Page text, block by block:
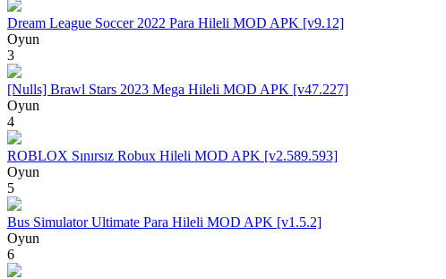
Dream League Soccer 2022 Para Hileli MOD APK [v9.12]
Oyun
3
[Nulls] Brawl Stars 2023 Mega Hileli MOD APK [v47.227]
Oyun
4
ROBLOX Sınırsız Robux Hileli MOD APK [v2.589.593]
Oyun
5
Bus Simulator Ultimate Para Hileli MOD APK [v1.5.2]
Oyun
6